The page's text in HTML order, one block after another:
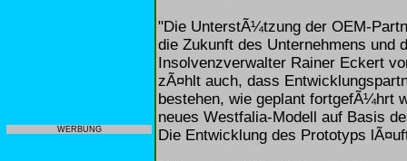
WERBUNG
"Die UnterstÃ¼tzung der OEM-
die Zukunft des Unternehmens und
Insolvenzverwalter Rainer Eckert
zÃ¤hlt auch, dass
bestehen, wie geplant fortgefÃ¼hrt
neues Westfalia-Modell auf Basis
Die Entwicklung des Prototyps